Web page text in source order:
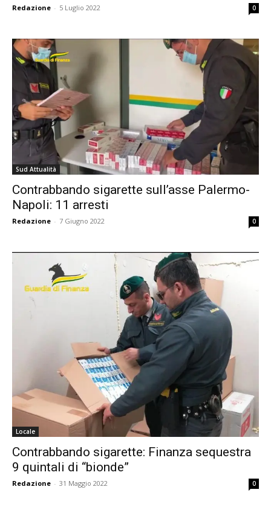
Redazione - 5 Luglio 2022 0
Sud Attualità
Contrabbando sigarette sull’asse Palermo-
Napoli: 11 arresti
Redazione - 7 Giugno 2022 0
Locale
Contrabbando sigarette: Finanza sequestra
9 quintali di “bionde”
Redazione - 31 Maggio 2022 0